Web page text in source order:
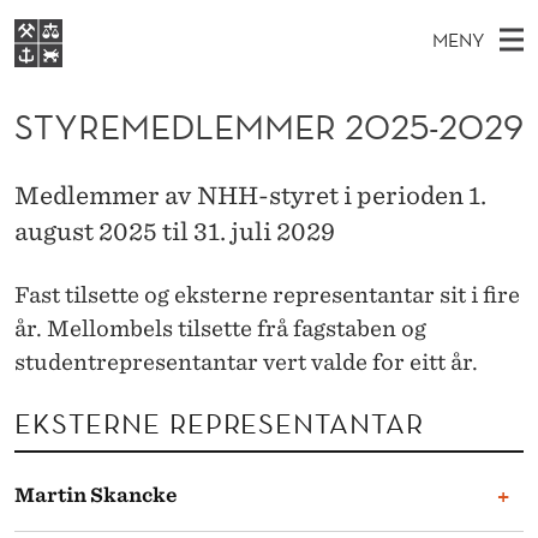
S
T
Y
R
E
M
E
D
L
E
M
M
MENY
O
E
D
E
N
Y
VIDEREUTDANNING
Ø
K
T
S
E
T
Forsiden
Studier
Forskning
Om NHH
STYREMEDLEMMER 2025-2029
Medlemmer av NHH-styret i perioden 1.
august 2025 til 31. juli 2029
Fast tilsette og eksterne representantar sit i fire
år. Mellombels tilsette frå fagstaben og
studentrepresentantar vert valde for eitt år.
EKSTERNE REPRESENTANTAR
Martin Skancke +